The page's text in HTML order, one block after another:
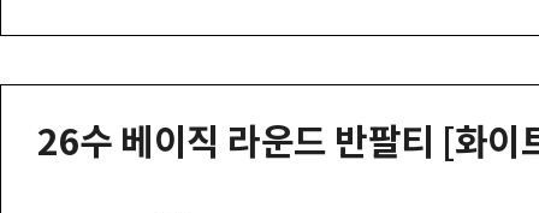
26수 베이직 라운드 반팔티 [화이